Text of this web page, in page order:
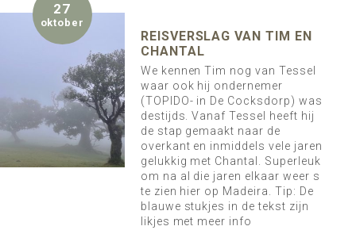
27
oktober
REISVERSLAG VAN TIM EN
CHANTAL
We kennen Tim nog van Tessel
waar ook hij ondernemer
(TOPIDO- in De Cocksdorp) was
destijds. Vanaf Tessel heeft hij
de stap gemaakt naar de
overkant en inmiddels vele jaren
gelukkig met Chantal. Superleuk
om na al die jaren elkaar weer s
te zien hier op Madeira. Tip: De
blauwe stukjes in de tekst zijn
likjes met meer info